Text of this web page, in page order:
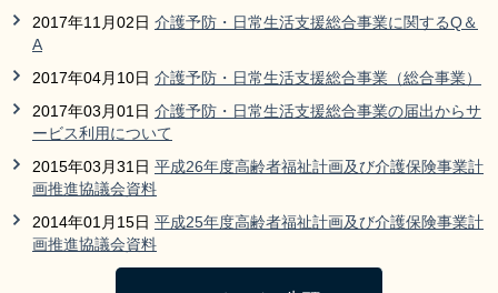
2017年11月02日 介護予防・日常生活支援総合事業に関するQ＆
A
2017年04月10日 介護予防・日常生活支援総合事業（総合事業）
2017年03月01日 介護予防・日常生活支援総合事業の届出からサ
ービス利用について
2015年03月31日 平成26年度高齢者福祉計画及び介護保険事業計
画推進協議会資料
2014年01月15日 平成25年度高齢者福祉計画及び介護保険事業計
画推進協議会資料